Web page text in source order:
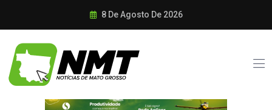
8 De Agosto De 2026